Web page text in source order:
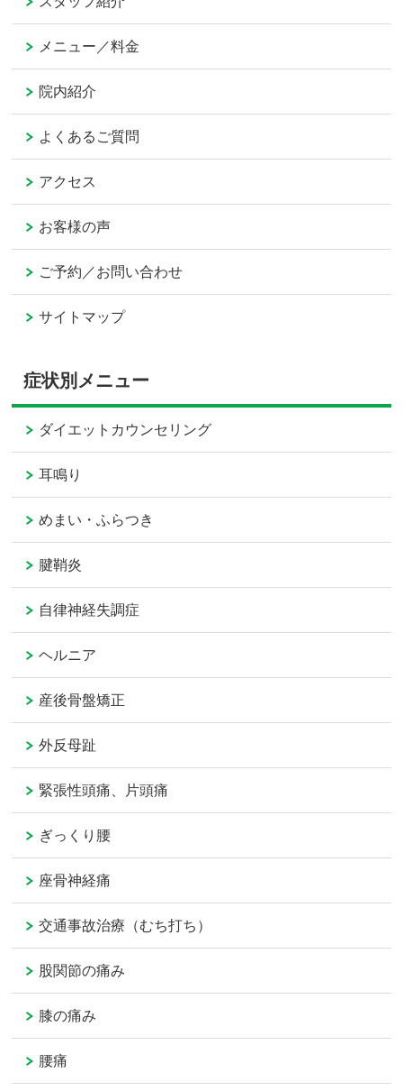
メニュー／料金
院内紹介
よくあるご質問
アクセス
お客様の声
ご予約／お問い合わせ
サイトマップ
症状別メニュー
ダイエットカウンセリング
耳鳴り
めまい・ふらつき
腱鞘炎
自律神経失調症
ヘルニア
産後骨盤矯正
外反母趾
緊張性頭痛、片頭痛
ぎっくり腰
座骨神経痛
交通事故治療（むち打ち）
股関節の痛み
膝の痛み
腰痛